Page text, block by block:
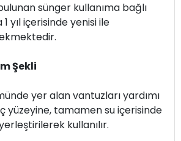
sünger kullanıma bağlı
yıl içerisinde yenisi ile
Şekli
yer alan vantuzları yardımı
yüzeyine, tamamen su içerisinde
kullanılır.